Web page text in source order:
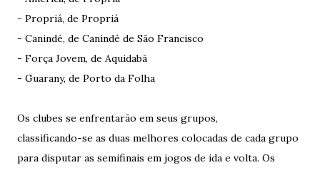
- Propriá, de Propriá
- Canindé, de Canindé de São Francisco
- Força Jovem, de Aquidabã
- Guarany, de Porto da Folha
Os clubes se enfrentarão em seus grupos,
classificando-se as duas melhores colocadas de cada grupo
para disputar as semifinais em jogos de ida e volta. Os